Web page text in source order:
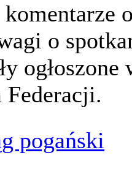
o
ogłoszone
Federacji.
pogański